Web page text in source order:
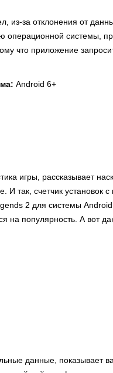
из-за отклонения от
операционной системы,
что приложение
Android 6+
игры, рассказывает
И так, счетчик
2 для системы
на популярность. А вот
данные, показывает